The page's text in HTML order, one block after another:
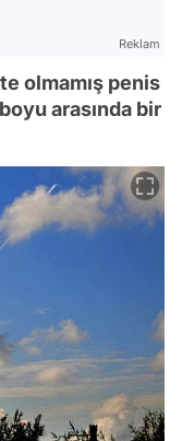
Reklam
olmamış penis
arasında bir